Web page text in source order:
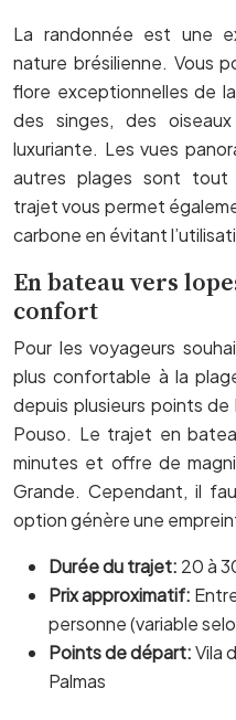
La randonnée est une
nature brésilienne. Vous
flore exceptionnelles de
des singes, des
luxuriante. Les vues
autres plages sont tout
trajet vous permet
carbone en évitant
En bateau vers
confort
Pour les voyageurs
plus confortable à la
depuis plusieurs points de
Pouso. Le trajet en
minutes et offre de
Grande. Cependant, il
option génère une
Durée du trajet: 20 à
Prix approximatif:
personne (variable
Points de départ:Vila
Palmas